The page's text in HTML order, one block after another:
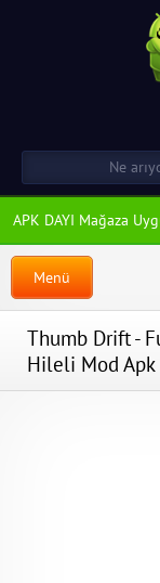
APK DAYI Mağaza
Menü
Thumb Drift -
Hileli Mod